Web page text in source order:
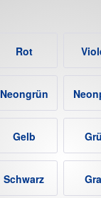
Rot
Neongrün
Gelb
Schwarz